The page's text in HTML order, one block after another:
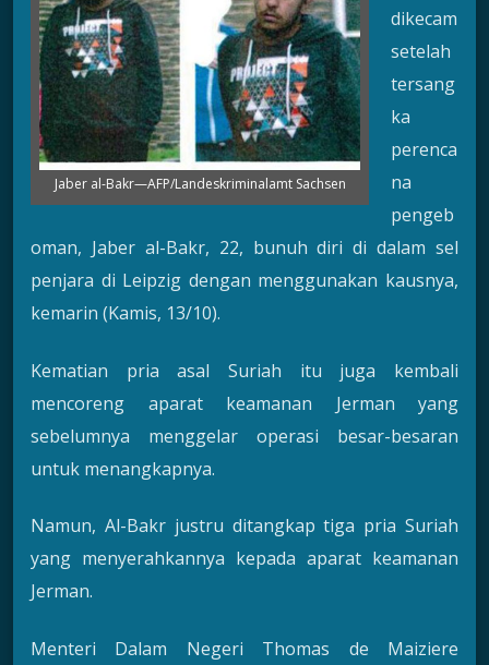
Jaber al-Bakr—AFP/Landeskriminalamt Sachsen
dikecam
setelah
tersang
ka
perenca
na
pengeb
oman, Jaber al-Bakr, 22, bunuh diri di dalam sel
penjara di Leipzig dengan menggunakan kausnya,
kemarin (Kamis, 13/10).
Kematian pria asal Suriah itu juga kembali
mencoreng aparat keamanan Jerman yang
sebelumnya menggelar operasi besar-besaran
untuk menangkapnya.
Namun, Al-Bakr justru ditangkap tiga pria Suriah
yang menyerahkannya kepada aparat keamanan
Jerman.
Menteri Dalam Negeri Thomas de Maiziere